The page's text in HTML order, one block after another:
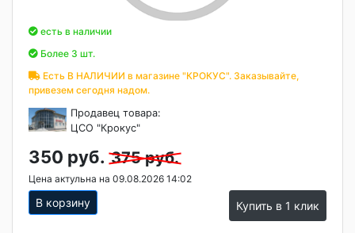
есть в наличии
Более 3 шт.
Есть В НАЛИЧИИ в магазине "КРОКУС". Заказывайте,
привезем сегодня надом.
Продавец товара:
ЦСО "Крокус"
350 руб. 375 руб.
Цена актульна на 09.08.2026 14:02
В корзину Купить в 1 клик